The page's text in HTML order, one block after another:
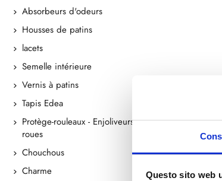
Questo sito web
Absorbeurs d'odeurs
Housses de patins
lacets
Semelle intérieure
Vernis à patins
Tapis Edea
Protège-rouleaux - Enjoliveurs de
roues
Chouchous
Charme